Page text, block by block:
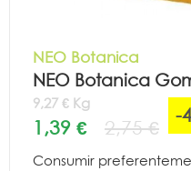
NEO Botanica
NEO Botanica
9,27 € Kg
1,39 € 2,75 €
-
Consumir